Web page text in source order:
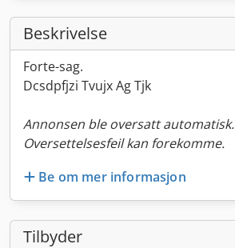
Beskrivelse
Forte-sag.
Dcsdpfjzi Tvujx Ag Tjk
Annonsen ble oversatt automatisk.
Oversettelsesfeil kan forekomme.
Be om mer informasjon
Tilbyder